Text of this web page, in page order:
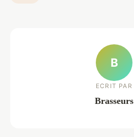
B
ECRIT PAR
Brasseurs